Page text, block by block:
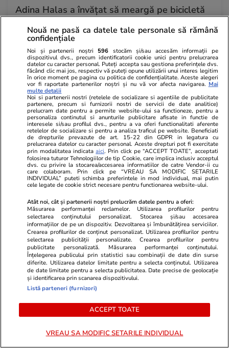
Adina Halas a învățat să meargă pe bicicletă
la 46 de ani: „Primul pas nu trebuie să fie
perfect”
Știri Externe 13:51
Suspectul care a intrat cu mașina în mulțime la
parada Pride din Berlin este căutat de poliție.
Bilanț: un mort și 16 răniți
Stiri Mondene 13:36
Vedete din România care nu au studii
superioare. Și-au construit cariere de succes
fără diplomă
Citește mai multe
TRENDING
Politică
Mutarea prin care AUR, S.O.S. și POT au făcut
front comun în opoziție împotriva legii care
neautorizate. CCR a tranșat definitiv disputa
Nouă ne pasă ca datele tale personale să rămână
confidențiale
Noi și partenerii noștri 596 stocăm și/sau accesăm informații pe
dispozitivul dvs., precum identificatorii cookie unici pentru prelucrarea
datelor cu caracter personal. Puteți accepta sau gestiona preferințele dvs.
făcând clic mai jos, respectiv vă puteți opune utilizării unui interes legitim
în orice moment pe pagina cu politica de confidențialitate. Aceste alegeri
vor fi raportate partenerilor noștri și nu vă vor afecta navigarea. Mai
multe detalii
Noi si partenerii nostri (retelele de socializare si agentiile de publicitate
partenere, precum si furnizorii nostri de servicii de date analitice)
prelucram date pentru a permite website-ului sa functioneze, pentru a
personaliza continutul si anunturile publicitare afisate in functie de
interesele si/sau profilul dvs., pentru a va oferi functionalitati aferente
retelelor de socializare si pentru a analiza traficul pe website. Beneficiati
de drepturile prevazute de art. 15-22 din GDPR in legatura cu
prelucrarea datelor cu caracter personal. Aceste drepturi pot fi exercitate
prin modalitatea indicataaici. Prin click pe “ACCEPT TOATE”, acceptati
folosirea tuturor Tehnologiilor de tip Cookie, care implica inclusiv acceptul
dvs. cu privire la stocarea/accesarea informatiilor de catre Vendor-ii cu
care colaboram. Prin click pe “VREAU SA MODIFIC SETARILE
INDIVIDUAL” puteti schimba preferintele in mod individual, mai putin
cele legate de cookie strict necesare pentru functionarea website-ului.
Atât noi, cât și partenerii noștri prelucrăm datele pentru a oferi:
Măsurarea performanței reclamelor. Utilizarea profilurilor pentru
selectarea conținutului personalizat. Stocarea și/sau accesarea
informațiilor de pe un dispozitiv. Dezvoltarea și îmbunătățirea serviciilor.
Crearea profilurilor de conținut personalizat. Utilizarea profilurilor pentru
selectarea publicității personalizate. Crearea profilurilor pentru
publicitate personalizată. Măsurarea performanței conținutului.
Înțelegerea publicului prin statistici sau combinații de date din surse
diferite. Utilizarea datelor limitate pentru a selecta conținutul. Utilizarea
de date limitate pentru a selecta publicitatea. Date precise de geolocație
și identificarea prin scanarea dispozitivului.
Listă parteneri (furnizori)
ACCEPT TOATE
VREAU SA MODIFIC SETARILE INDIVIDUAL